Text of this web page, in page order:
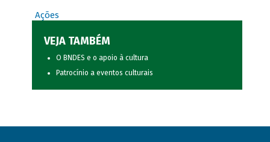
Ações
VEJA TAMBÉM
O BNDES e o apoio à cultura
Patrocínio a eventos culturais